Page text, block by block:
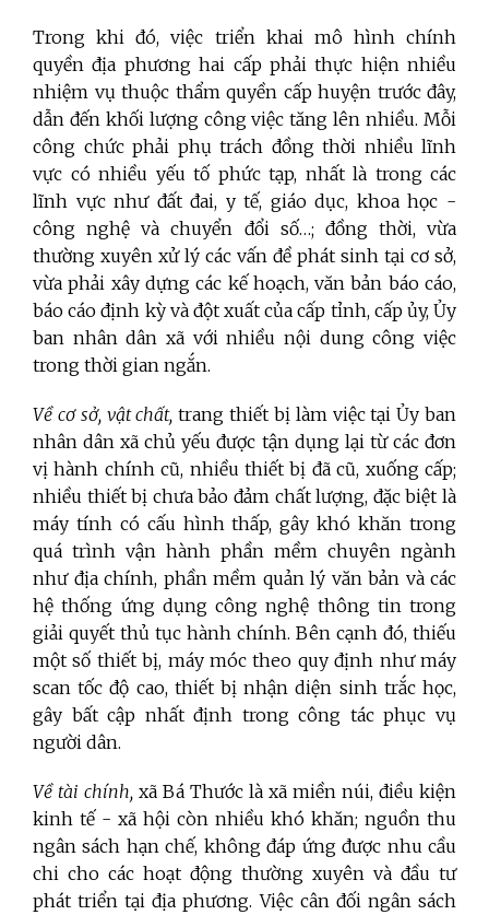
Trong khi đó, việc triển khai mô hình chính
quyền địa phương hai cấp phải thực hiện nhiều
nhiệm vụ thuộc thẩm quyền cấp huyện trước đây,
dẫn đến khối lượng công việc tăng lên nhiều. Mỗi
công chức phải phụ trách đồng thời nhiều lĩnh
vực có nhiều yếu tố phức tạp, nhất là trong các
lĩnh vực như đất đai, y tế, giáo dục, khoa học -
công nghệ và chuyển đổi số…; đồng thời, vừa
thường xuyên xử lý các vấn đề phát sinh tại cơ sở,
vừa phải xây dựng các kế hoạch, văn bản báo cáo,
báo cáo định kỳ và đột xuất của cấp tỉnh, cấp ủy, Ủy
ban nhân dân xã với nhiều nội dung công việc
trong thời gian ngắn.
Về cơ sở, vật chất,trang thiết bị làm việc tại Ủy ban
nhân dân xã chủ yếu được tận dụng lại từ các đơn
vị hành chính cũ, nhiều thiết bị đã cũ, xuống cấp;
nhiều thiết bị chưa bảo đảm chất lượng, đặc biệt là
máy tính có cấu hình thấp, gây khó khăn trong
quá trình vận hành phần mềm chuyên ngành
như địa chính, phần mềm quản lý văn bản và các
hệ thống ứng dụng công nghệ thông tin trong
giải quyết thủ tục hành chính. Bên cạnh đó, thiếu
một số thiết bị, máy móc theo quy định như máy
scan tốc độ cao, thiết bị nhận diện sinh trắc học,
gây bất cập nhất định trong công tác phục vụ
người dân.
Về tài chính, xã Bá Thước là xã miền núi, điều kiện
kinh tế - xã hội còn nhiều khó khăn; nguồn thu
ngân sách hạn chế, không đáp ứng được nhu cầu
chi cho các hoạt động thường xuyên và đầu tư
phát triển tại địa phương. Việc cân đối ngân sách